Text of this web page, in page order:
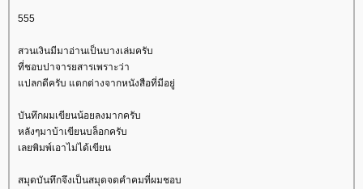
555
สวนเงินมีมาอ่านเป็นบางเล่มครับ
ที่ชอบปาจารยสารเพราะว่า
ปลกดีครับ แตกต่างจากหนังสือที่มีอยู่
บันทึกผมเขียนน้อยลงมากครับ
หลังๆมาบ้าเขียนบล็อกครับ
เลยพิมพ์เอาไม่ได้เขียน
สมุดบันทึกจึงเป็นสมุดจดคำคมที่ผมชอบ